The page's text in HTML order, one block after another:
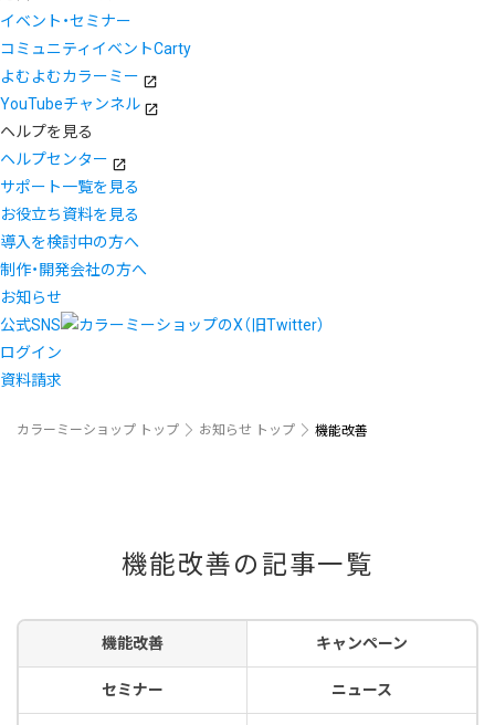
イベント・セミナー
コミュニティイベントCarty
よむよむカラーミー
YouTubeチャンネル
ヘルプを見る
ヘルプセンター
サポート一覧を見る
お役立ち資料を見る
導入を検討中の方へ
制作・開発会社の方へ
お知らせ
公式SNS
ログイン
資料請求
カラーミーショップ トップ お知らせ トップ 機能改善
機能改善の記事一覧
機能改善 キャンペーン
セミナー ニュース